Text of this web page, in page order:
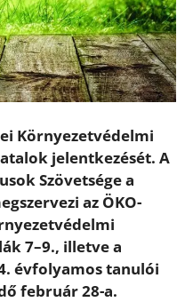
Környezetvédelmi
jelentkezését. A
Szövetsége a
az ÖKO-
7–9., illetve a
évfolyamos tanulói
február 28-a.